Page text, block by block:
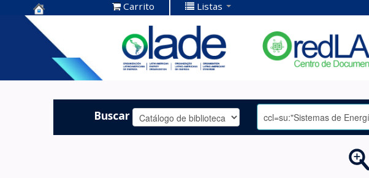
Centro de
Documentación
OLADE -
Carrito Listas
Buscar